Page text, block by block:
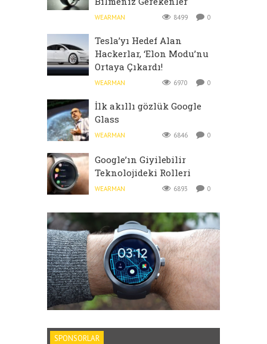
WEARMAN 8499 0
Tesla’yı Hedef Alan
Hackerlar, ‘Elon Modu’nu
Ortaya Çıkardı!
WEARMAN 6970 0
İlk akıllı gözlük Google
Glass
WEARMAN 6846 0
Google’ın Giyilebilir
Teknolojideki Rolleri
WEARMAN 6893 0
SPONSORLAR